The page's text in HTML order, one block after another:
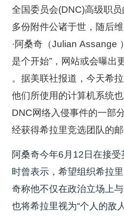
全国委员会(DNC)高级职
多份附件公诸于世，随后
·阿桑奇（Julian Assange
是个开始”，网站或会曝出
。据美联社报道，今天希
他们所使用的计算机系统
DNC网络入侵事件的一部
经获得希拉里竞选团队的邮
阿桑奇今年6月12日在接
时曾表示，希望组织希拉
奇称他不仅在政治立场上
也将希拉里视为“个人的敌人